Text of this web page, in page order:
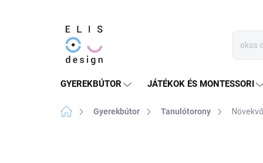
GYEREKBÚTOR JÁTÉKOK ÉS MONTESSORI
KezdőlapGyerekbútor Tanulótorony